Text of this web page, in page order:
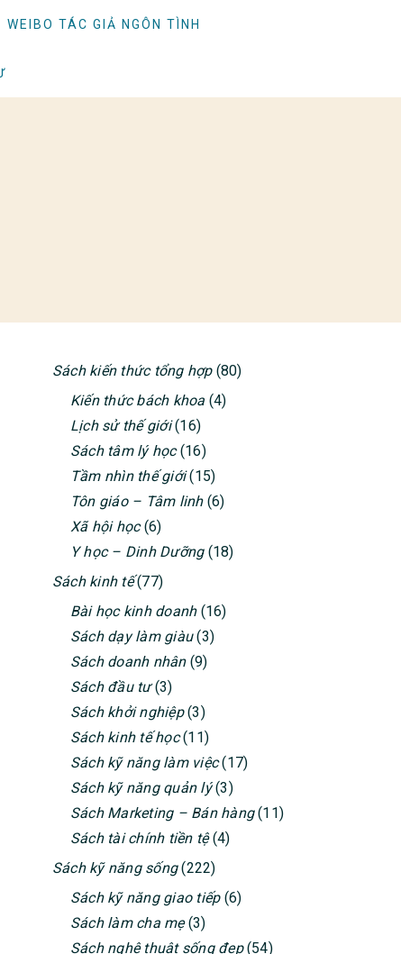
WEIBO TÁC GIẢ NGÔN TÌNH
PRIMARY
SIDEBAR
Sách kiến thức tổng hợp(80)
Kiến thức bách khoa (4)
Lịch sử thế giới(16)
Sách tâm lý học(16)
Tầm nhìn thế giới(15)
Tôn giáo – Tâm linh(6)
Xã hội học(6)
Y học – Dinh Dưỡng(18)
Sách kinh tế(77)
Bài học kinh doanh(16)
Sách dạy làm giàu(3)
Sách doanh nhân(9)
Sách đầu tư(3)
Sách khởi nghiệp(3)
Sách kinh tế học(11)
Sách kỹ năng làm việc(17)
Sách kỹ năng quản lý(3)
Sách Marketing – Bán hàng(11)
Sách tài chính tiền tệ(4)
Sách kỹ năng sống(222)
Sách kỹ năng giao tiếp(6)
Sách làm cha mẹ(3)
Sách nghệ thuật sống đẹp(54)